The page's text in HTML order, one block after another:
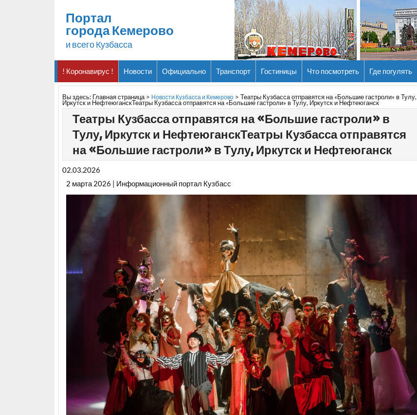
Портал
города Кемерово
и всего Кузбасса
! Коронавирус ! Новости Официально Транспорт Гостиницы Что посмотреть Где погулять
Вы здесь: Главная страница> Новости Кузбасса и Кемерово >Театры Кузбасса отправятся на «Большие гастроли» в Тулу,
Иркутск и НефтеюганскТеатры Кузбасса отправятся на «Большие гастроли» в Тулу, Иркутск и Нефтеюганск
Театры Кузбасса отправятся на «Большие гастроли» в
Тулу, Иркутск и НефтеюганскТеатры Кузбасса отправятся
на «Большие гастроли» в Тулу, Иркутск и Нефтеюганск
02.03.2026
2 марта 2026 | Информационный портал Кузбасс